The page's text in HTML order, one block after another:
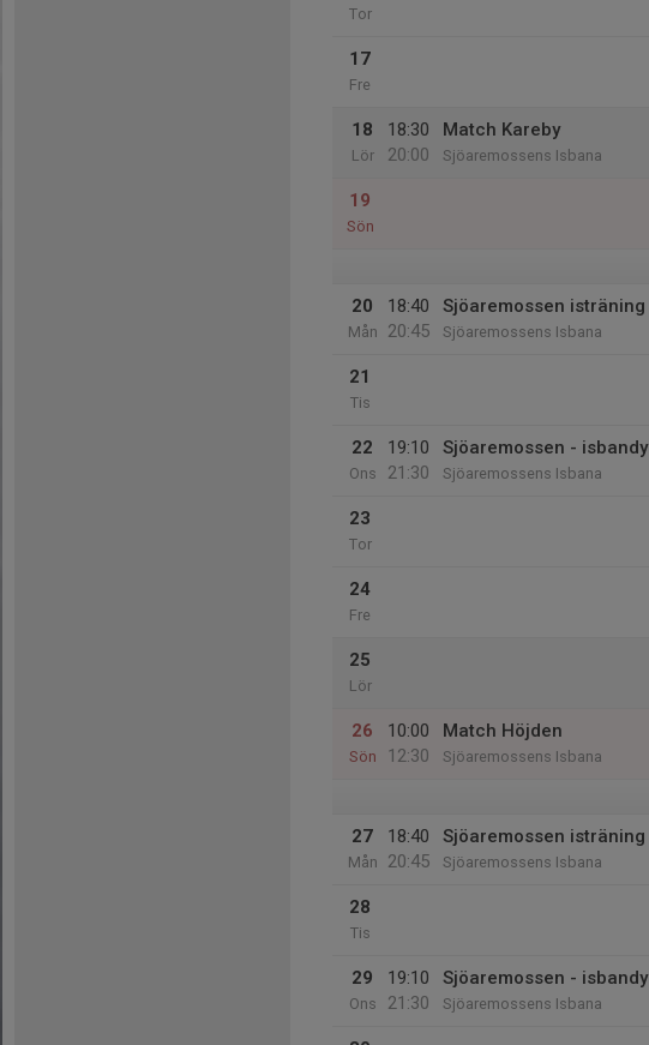
Tor
17
Fre
18
Lör
18:30
20:00
Match Kareby
Sjöaremossens Isbana
19
Sön
20
Mån
18:40
20:45
Sjöaremossen isträning
Sjöaremossens Isbana
21
Tis
22
Ons
19:10
21:30
Sjöaremossen - isbandy
Sjöaremossens Isbana
23
Tor
24
Fre
25
Lör
26
Sön
10:00
12:30
Match Höjden
Sjöaremossens Isbana
27
Mån
18:40
20:45
Sjöaremossen isträning
Sjöaremossens Isbana
28
Tis
29
Ons
19:10
21:30
Sjöaremossen - isbandy
Sjöaremossens Isbana